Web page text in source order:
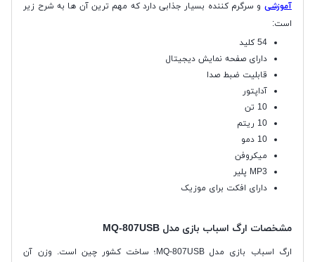
آموزشی و سرگرم کننده بسیار جذابی دارد که مهم ترین آن ها به شرح زیر
است:
54 کلید
دارای صفحه نمایش دیجیتال
قابلیت ضبط صدا
آداپتور
10 تن
10 ریتم
10 دمو
میکروفن
MP3 پلیر
دارای افکت برای موزیک
مشخصات ارگ اسباب بازیمدل MQ-807USB
ارگ اسباب بازی مدل MQ-807USB؛ ساخت کشور چین است. وزن آن